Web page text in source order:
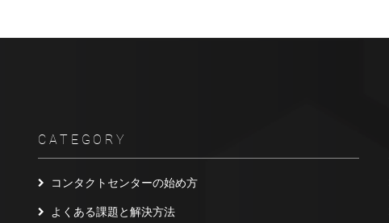
CATEGORY
コンタクトセンターの始め方
よくある課題と解決方法